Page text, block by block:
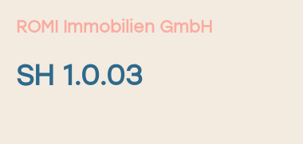
ROMI Immobilien GmbH
SH 1.0.03